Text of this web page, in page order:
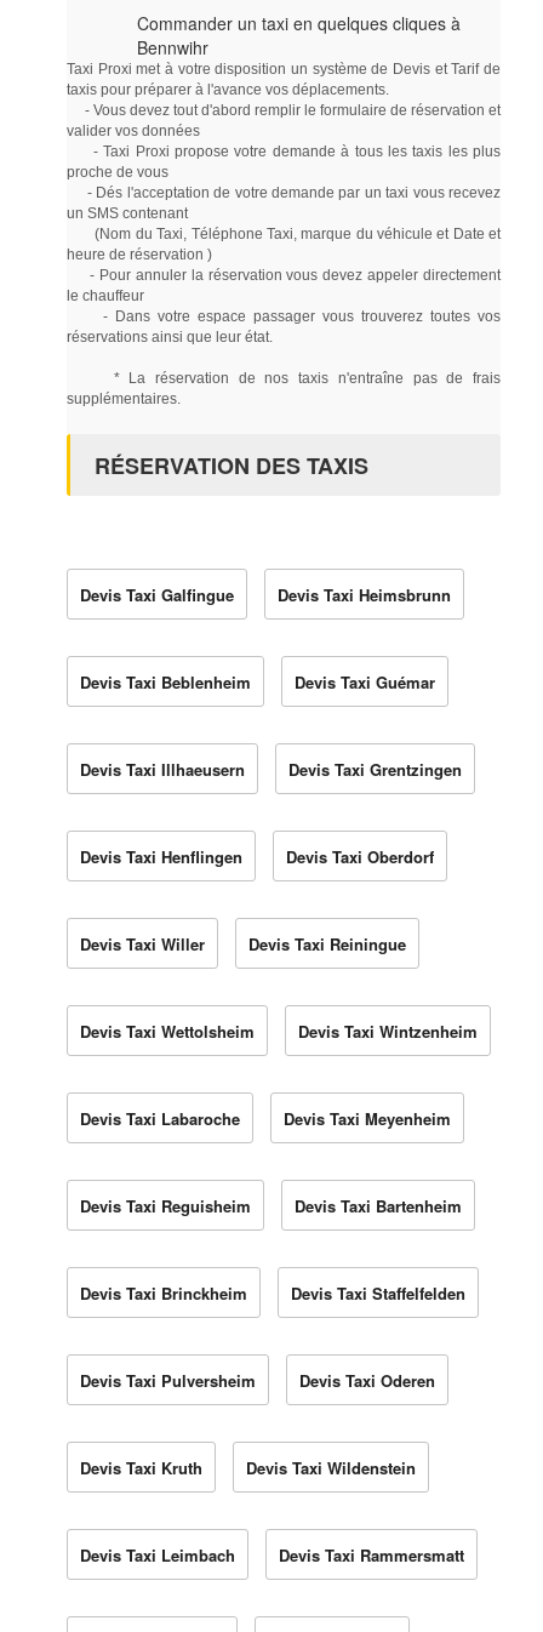
Commander un taxi en quelques cliques à
Bennwihr
Taxi Proxi met à votre disposition un système de Devis et Tarif de
taxis pour préparer à l'avance vos déplacements.
- Vous devez tout d'abord remplir le formulaire de réservation et
valider vos données
- Taxi Proxi propose votre demande à tous les taxis les plus
proche de vous
- Dés l'acceptation de votre demande par un taxi vous recevez
un SMS contenant
(Nom du Taxi, Téléphone Taxi, marque du véhicule et Date et
heure de réservation )
- Pour annuler la réservation vous devez appeler directement
le chauffeur
- Dans votre espace passager vous trouverez toutes vos
réservations ainsi que leur état.
* La réservation de nos taxis n'entraîne pas de frais
supplémentaires.
RÉSERVATION DES TAXIS
Devis Taxi Galfingue Devis Taxi Heimsbrunn
Devis Taxi Beblenheim Devis Taxi Guémar
Devis Taxi Illhaeusern Devis Taxi Grentzingen
Devis Taxi Henflingen Devis Taxi Oberdorf
Devis Taxi Willer Devis Taxi Reiningue
Devis Taxi Wettolsheim Devis Taxi Wintzenheim
Devis Taxi Labaroche Devis Taxi Meyenheim
Devis Taxi Reguisheim Devis Taxi Bartenheim
Devis Taxi Brinckheim Devis Taxi Staffelfelden
Devis Taxi Pulversheim Devis Taxi Oderen
Devis Taxi Kruth Devis Taxi Wildenstein
Devis Taxi Leimbach Devis Taxi Rammersmatt